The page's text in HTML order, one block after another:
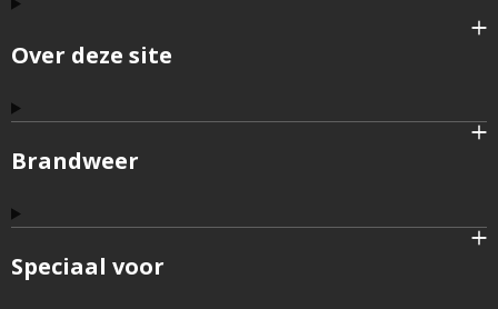
Over deze site
Brandweer
Speciaal voor